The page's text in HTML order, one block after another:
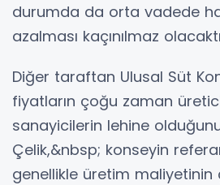
durumda da orta vadede
azalması kaçınılmaz
Diğer taraftan Ulusal Süt
fiyatların çoğu zaman
sanayicilerin lehine
Çelik,&nbsp; konseyin
genellikle üretim maliyetinin